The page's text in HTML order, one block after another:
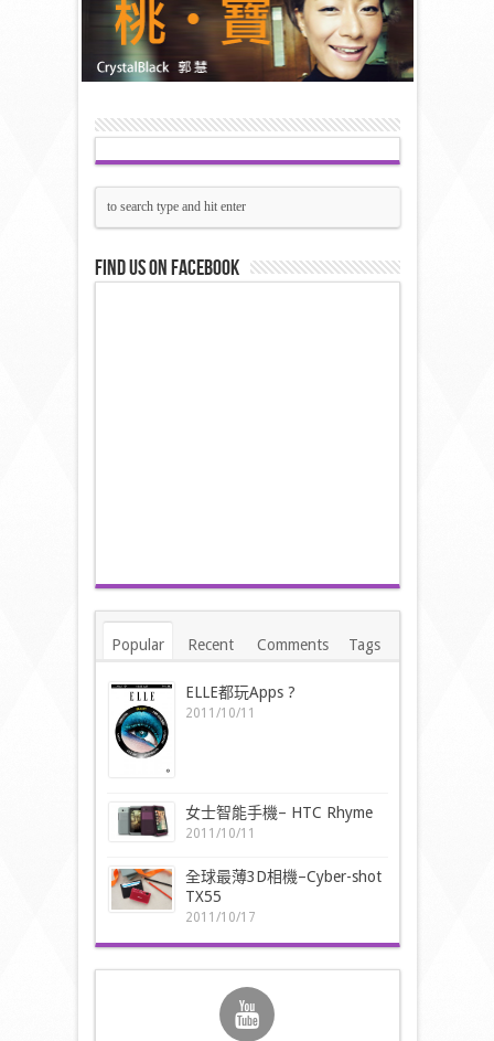
Find us on Facebook
Popular Recent Comments Tags
ELLE都玩Apps ?
2011/10/11
女士智能手機– HTC Rhyme
2011/10/11
全球最薄3D相機–Cyber-shot
TX55
2011/10/17